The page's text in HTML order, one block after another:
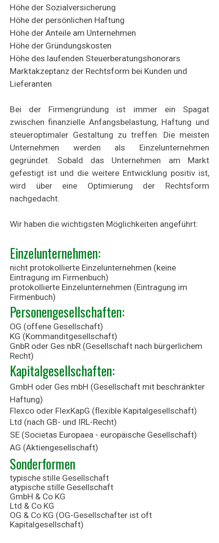
Höhe der Sozialversicherung
Höhe der persönlichen Haftung
Höhe der Anteile am Unternehmen
Höhe der Gründungskosten
Höhe des laufenden Steuerberatungshonorars
Marktakzeptanz der Rechtsform bei Kunden und
Lieferanten
Bei der Firmengründung ist immer ein Spagat
zwischen finanzielle Anfangsbelastung, Haftung und
steueroptimaler Gestaltung zu treffen. Die meisten
Unternehmen werden als Einzelunternehmen
gegründet. Sobald das Unternehmen am Markt
gefestigt ist und die weitere Entwicklung positiv ist,
wird über eine Optimierung der Rechtsform
nachgedacht.
Wir haben die wichtigsten Möglichkeiten angeführt:
Einzelunternehmen:
nicht protokollierte Einzelunternehmen (keine
Eintragung im Firmenbuch)
protokollierte Einzelunternehmen (Eintragung im
Firmenbuch)
Personengesellschaften:
OG (offene Gesellschaft)
KG (Kommanditgesellschaft)
GnbR oder Ges nbR (Gesellschaft nach bürgerlichem
Recht)
Kapitalgesellschaften:
GmbH oder Ges mbH (Gesellschaft mit beschränkter
Haftung)
Flexco oder FlexKapG (flexible Kapitalgesellschaft)
Ltd (nach GB- und IRL-Recht)
SE (Societas Europaea - europäische Gesellschaft)
AG (Aktiengesellschaft)
Sonderformen
typische stille Gesellschaft
atypische stille Gesellschaft
GmbH & Co KG
Ltd & Co KG
OG & Co KG (OG-Gesellschafter ist oft
Kapitalgesellschaft)